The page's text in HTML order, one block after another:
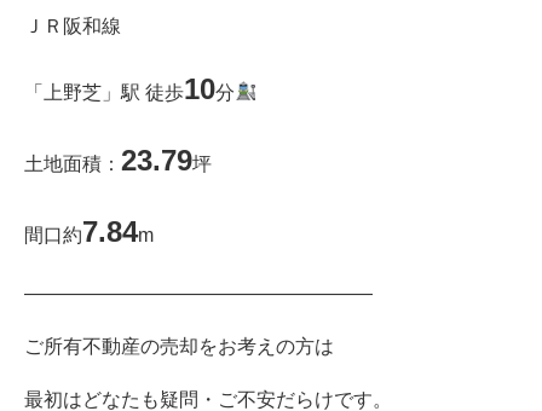
ＪＲ阪和線
「上野芝」駅 徒歩10分
土地面積： 23.79坪
間口約7.84m
――――――――――――――――――
ご所有不動産の売却をお考えの方は
最初はどなたも疑問・ご不安だらけです。